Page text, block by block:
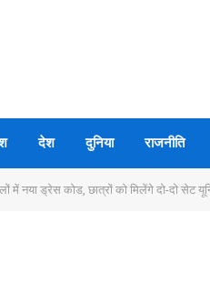
देश दुनिया राजनीति
नया ड्रेस कोड, छात्रों को मिलेंगे दो-दो सेट